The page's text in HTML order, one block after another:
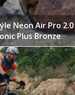
Neon Air Pro 2.0
Plus Bronze